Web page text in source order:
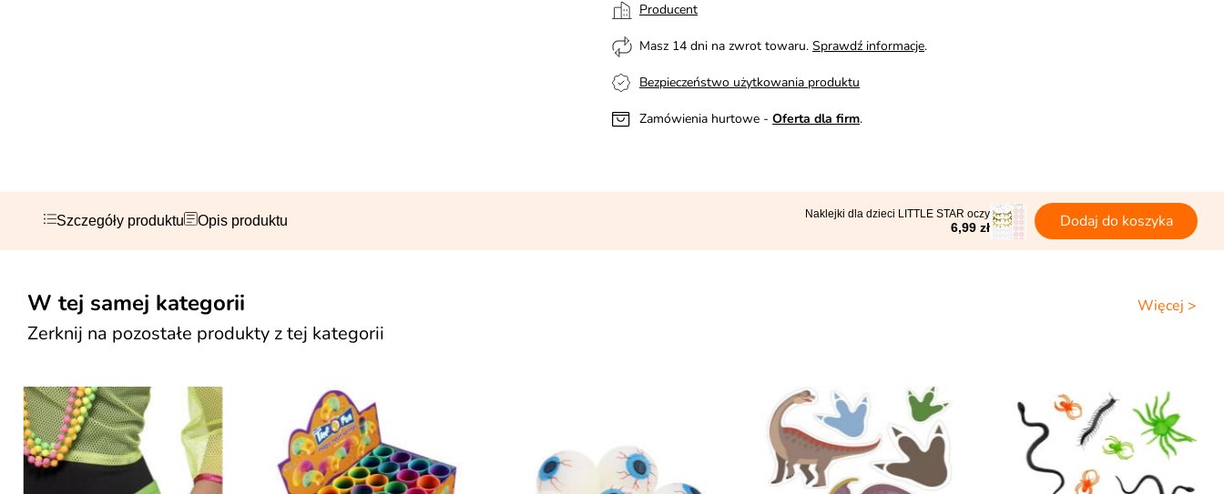
Producent
Masz 14 dni na zwrot towaru. Sprawdź informacje.
Bezpieczeństwo użytkowania produktu
Zamówienia hurtowe - Oferta dla firm.
Szczegóły produktu Opis produktu Naklejki dla dzieci LITTLE STAR oczy
6,99 zł Dodaj do koszyka
Więcej >
W tej samej kategorii
Zerknij na pozostałe produkty z tej kategorii